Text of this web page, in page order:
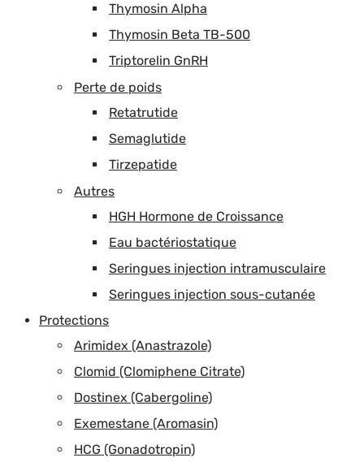
Thymosin Alpha
Thymosin Beta TB-500
Triptorelin GnRH
Perte de poids
Retatrutide
Semaglutide
Tirzepatide
Autres
HGH Hormone de Croissance
Eau bactériostatique
Seringues injection intramusculaire
Seringues injection sous-cutanée
Protections
Arimidex (Anastrazole)
Clomid (Clomiphene Citrate)
Dostinex (Cabergoline)
Exemestane (Aromasin)
HCG (Gonadotropin)